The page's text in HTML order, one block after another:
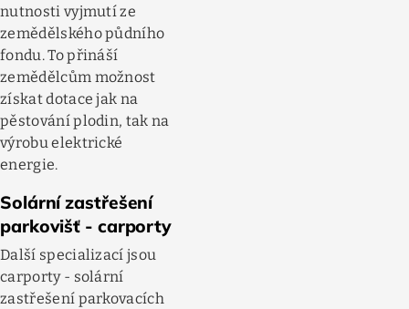
nutnosti vyjmutí ze
zemědělského půdního
fondu. To přináší
zemědělcům možnost
získat dotace jak na
pěstování plodin, tak na
výrobu elektrické
energie.
Solární zastřešení
parkovišť - carporty
Další specializací jsou
carporty - solární
zastřešení parkovacích